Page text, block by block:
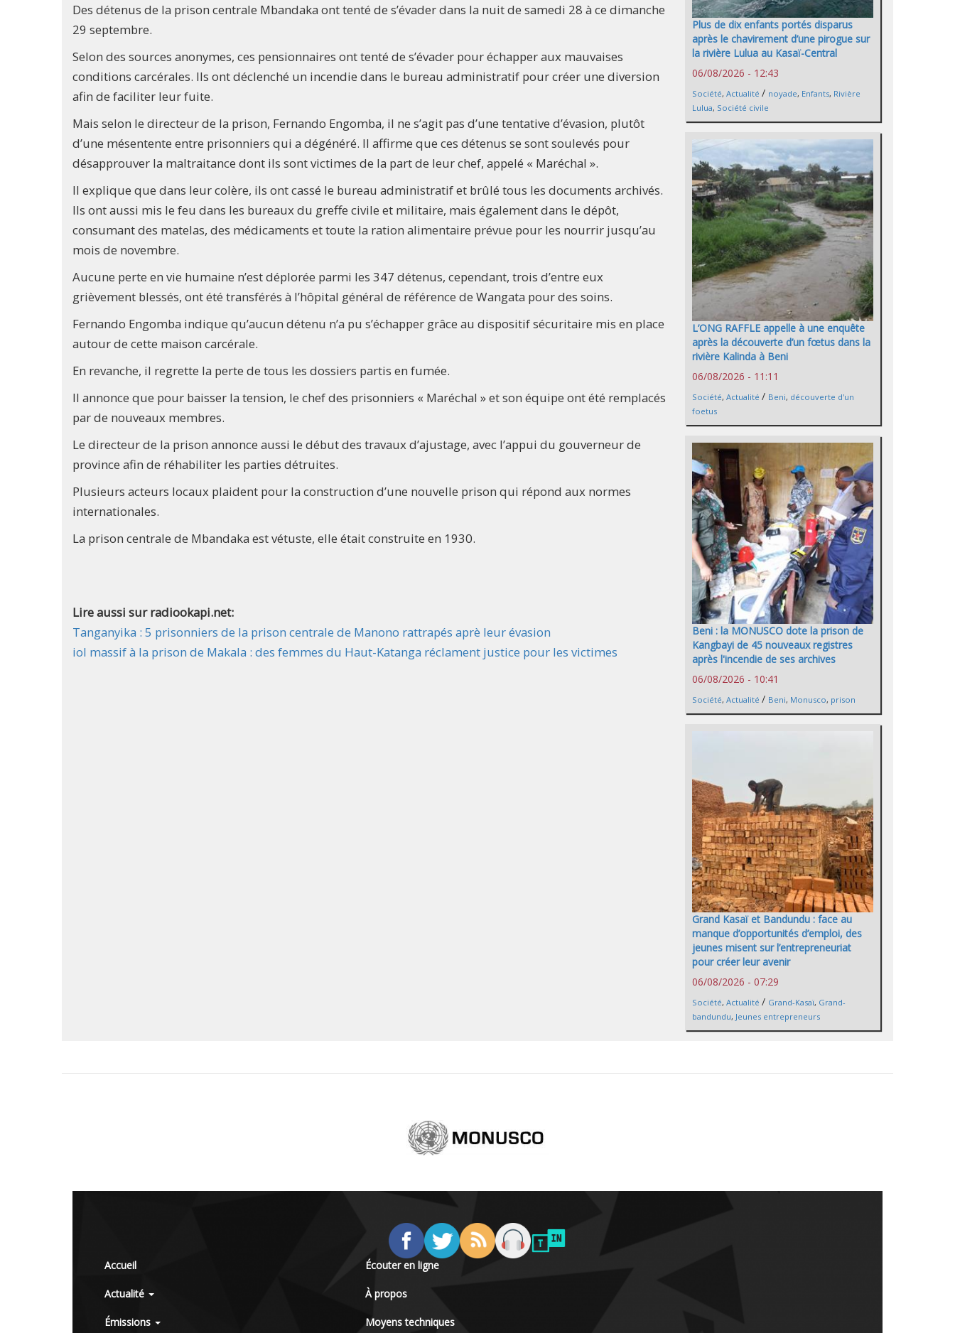
Des détenus de la prison centrale Mbandaka ont tenté de s’évader dans la nuit de samedi 28 à ce dimanche
29 septembre.
Selon des sources anonymes, ces pensionnaires ont tenté de s’évader pour échapper aux mauvaises
conditions carcérales. Ils ont déclenché un incendie dans le bureau administratif pour créer une diversion
afin de faciliter leur fuite.
Mais selon le directeur de la prison, Fernando Engomba, il ne s’agit pas d’une tentative d’évasion, plutôt
d’une mésentente entre prisonniers qui a dégénéré. Il affirme que ces détenus se sont soulevés pour
désapprouver la maltraitance dont ils sont victimes de la part de leur chef, appelé « Maréchal ».
Il explique que dans leur colère, ils ont cassé le bureau administratif et brûlé tous les documents archivés.
Ils ont aussi mis le feu dans les bureaux du greffe civile et militaire, mais également dans le dépôt,
consumant des matelas, des médicaments et toute la ration alimentaire prévue pour les nourrir jusqu’au
mois de novembre.
Aucune perte en vie humaine n’est déplorée parmi les 347 détenus, cependant, trois d’entre eux
grièvement blessés, ont été transférés à l’hôpital général de référence de Wangata pour des soins.
Fernando Engomba indique qu’aucun détenu n’a pu s’échapper grâce au dispositif sécuritaire mis en place
autour de cette maison carcérale.
En revanche, il regrette la perte de tous les dossiers partis en fumée.
Il annonce que pour baisser la tension, le chef des prisonniers « Maréchal » et son équipe ont été remplacés
par de nouveaux membres.
Le directeur de la prison annonce aussi le début des travaux d’ajustage, avec l’appui du gouverneur de
province afin de réhabiliter les parties détruites.
Plusieurs acteurs locaux plaident pour la construction d’une nouvelle prison qui répond aux normes
internationales.
La prison centrale de Mbandaka est vétuste, elle était construite en 1930.
Lire aussi sur radiookapi.net:
Tanganyika : 5 prisonniers de la prison centrale de Manono rattrapés aprè leur évasion
iol massif à la prison de Makala : des femmes du Haut-Katanga réclament justice pour les victimes
Plus de dix enfants portés disparus
après le chavirement d’une pirogue sur
la rivière Lulua au Kasaï-Central
06/08/2026 - 12:43
Société, Actualité / noyade, Enfants, Rivière
Lulua, Société civile
L’ONG RAFFLE appelle à une enquête
après la découverte d’un fœtus dans la
rivière Kalinda à Beni
06/08/2026 - 11:11
Société, Actualité / Beni, découverte d'un
foetus
Beni : la MONUSCO dote la prison de
Kangbayi de 45 nouveaux registres
après l'incendie de ses archives
06/08/2026 - 10:41
Société, Actualité / Beni, Monusco, prison
Grand Kasaï et Bandundu : face au
manque d’opportunités d’emploi, des
jeunes misent sur l’entrepreneuriat
pour créer leur avenir
06/08/2026 - 07:29
Société, Actualité / Grand-Kasaï, Grand-
bandundu, Jeunes entrepreneurs
Accueil
Actualité
Émissions
Écouter en ligne
À propos
Moyens techniques